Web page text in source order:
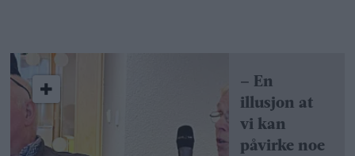
– En
illusjon at
vi kan
påvirke noe